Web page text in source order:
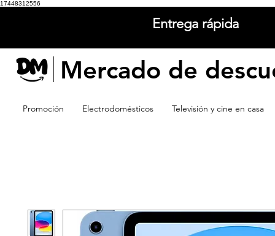
17448312556
Entrega rápida
Mercado de
Promoción Electrodomésticos Televisión y cine en casa